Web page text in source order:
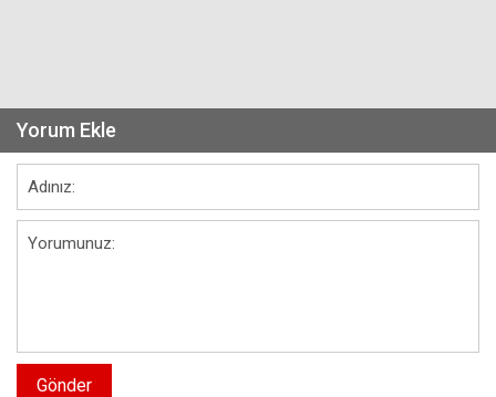
Yorum Ekle
Gönder